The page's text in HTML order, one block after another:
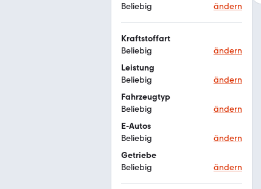
Beliebig
ändern
Kraftstoffart
Beliebig
ändern
Leistung
Beliebig
ändern
Fahrzeugtyp
Beliebig
ändern
E-Autos
Beliebig
ändern
Getriebe
Beliebig
ändern